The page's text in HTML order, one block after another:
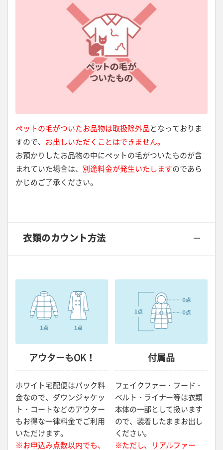
ペットの毛がついたお品物は取扱除外品 となっておりま
すので、 お出しいただくことはできません。
お預かりしたお品物の中にペットの毛がついたものが含
まれていた場合は、 別途料金が発生いたしますのであら
かじめご了承ください。
衣類のカウント方法
アウターもOK！
ホワイト宅配便はパック料
金なので、ダウンジャケッ
ト・コートなどのアウター
もお得な一律料金でご利用
いただけます。
※お申込み点数以内でも、
付属品
フェイクファー・フード・
ベルト・ライナー等は衣類
本体の一部として扱います
ので、装着したままお出し
ください。
※ただし、リアルファー